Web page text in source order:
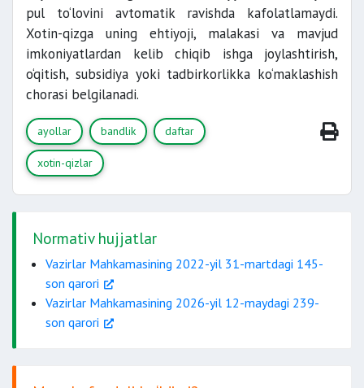
pul to‘lovini avtomatik ravishda kafolatlamaydi.
Xotin-qizga uning ehtiyoji, malakasi va mavjud
imkoniyatlardan kelib chiqib ishga joylashtirish,
o‘qitish, subsidiya yoki tadbirkorlikka ko‘maklashish
chorasi belgilanadi.
ayollar bandlik daftar
xotin-qizlar
Normativ hujjatlar
Vazirlar Mahkamasining 2022-yil 31-martdagi 145-
son qarori
Vazirlar Mahkamasining 2026-yil 12-maydagi 239-
son qarori